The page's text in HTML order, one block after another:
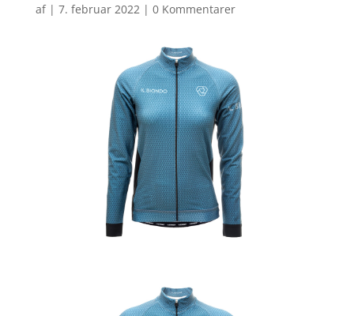
af | 7. februar 2022 | 0 Kommentarer